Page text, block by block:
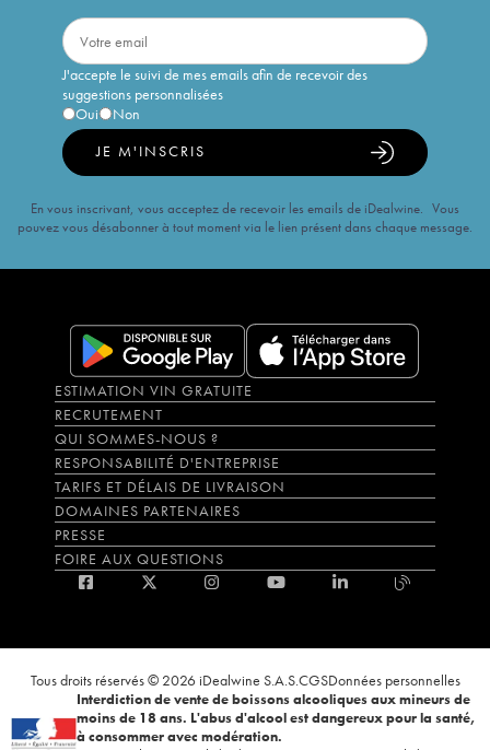
J'accepte le suivi de mes emails afin de recevoir des
suggestions personnalisées
Oui
Non
JE M'INSCRIS
En vous inscrivant, vous acceptez de recevoir les emails de iDealwine. Vous
pouvez vous désabonner à tout moment via le lien présent dans chaque message.
ESTIMATION VIN GRATUITE
RECRUTEMENT
QUI SOMMES-NOUS ?
RESPONSABILITÉ D'ENTREPRISE
TARIFS ET DÉLAIS DE LIVRAISON
DOMAINES PARTENAIRES
PRESSE
FOIRE AUX QUESTIONS
Tous droits réservés © 2026 iDealwine S.A.S.CGSDonnées personnelles
Interdiction de vente de boissons alcooliques aux mineurs de
moins de 18 ans. L'abus d'alcool est dangereux pour la santé,
à consommer avec modération.